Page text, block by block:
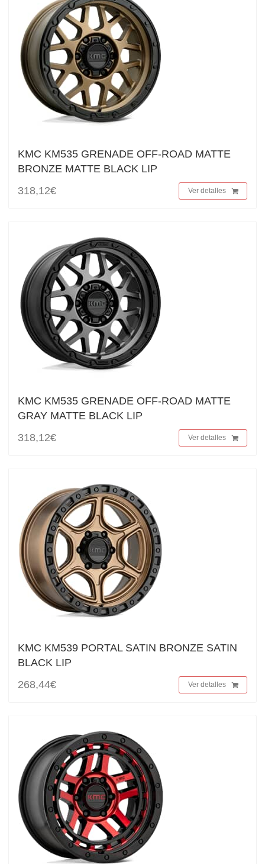
KMC KM535 GRENADE OFF-ROAD MATTE
BRONZE MATTE BLACK LIP
318,12€
Ver detalles
KMC KM535 GRENADE OFF-ROAD MATTE
GRAY MATTE BLACK LIP
318,12€
Ver detalles
KMC KM539 PORTAL SATIN BRONZE SATIN
BLACK LIP
268,44€
Ver detalles